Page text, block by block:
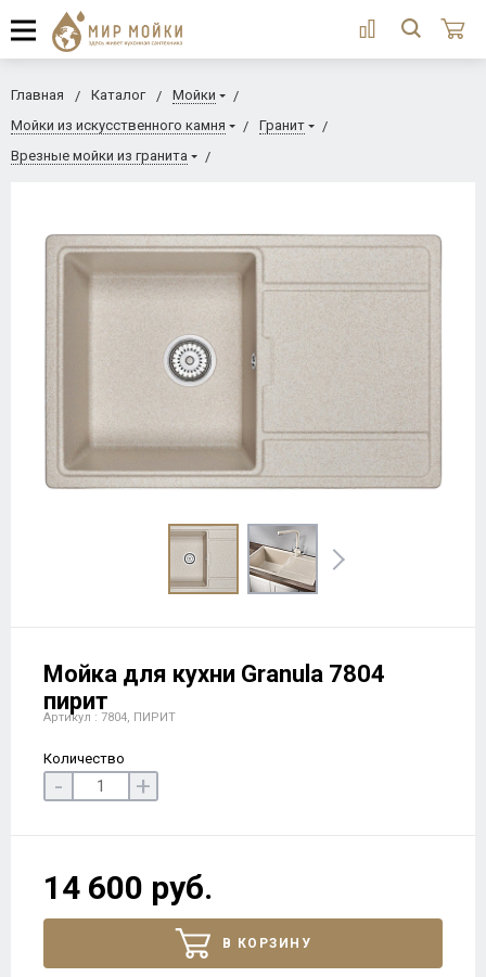
Главная Каталог
Мойки
Мойки из искусственного камня
Гранит
Врезные мойки из гранита
Мойка для кухни Granula 7804
пирит
Артикул : 7804, ПИРИТ
Количество
- +
14 600 руб.
В КОРЗИНУ